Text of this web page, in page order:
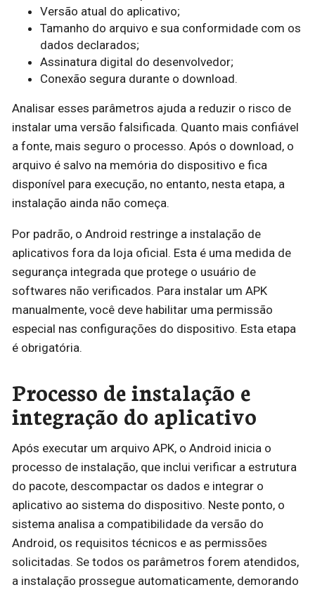
Versão atual do aplicativo;
Tamanho do arquivo e sua conformidade com os
dados declarados;
Assinatura digital do desenvolvedor;
Conexão segura durante o download.
Analisar esses parâmetros ajuda a reduzir o risco de
instalar uma versão falsificada. Quanto mais confiável
a fonte, mais seguro o processo. Após o download, o
arquivo é salvo na memória do dispositivo e fica
disponível para execução, no entanto, nesta etapa, a
instalação ainda não começa.
Por padrão, o Android restringe a instalação de
aplicativos fora da loja oficial. Esta é uma medida de
segurança integrada que protege o usuário de
softwares não verificados. Para instalar um APK
manualmente, você deve habilitar uma permissão
especial nas configurações do dispositivo. Esta etapa
é obrigatória.
Processo de instalação e
integração do aplicativo
Após executar um arquivo APK, o Android inicia o
processo de instalação, que inclui verificar a estrutura
do pacote, descompactar os dados e integrar o
aplicativo ao sistema do dispositivo. Neste ponto, o
sistema analisa a compatibilidade da versão do
Android, os requisitos técnicos e as permissões
solicitadas. Se todos os parâmetros forem atendidos,
a instalação prossegue automaticamente, demorando